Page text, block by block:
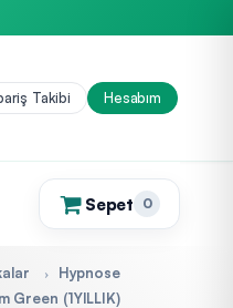
Takibi Hesabım
Sepet 0
(0)
Hypnose
Green (1YILLIK)